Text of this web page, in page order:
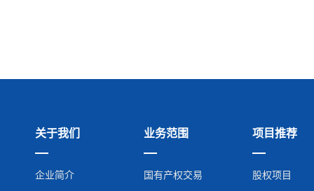
关于我们
企业简介
业务范围
国有产权交易
项目推荐
股权项目